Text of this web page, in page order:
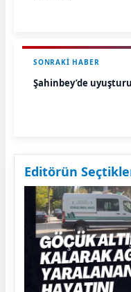
SONRAKI HABER
Şahinbey’de
Editörün